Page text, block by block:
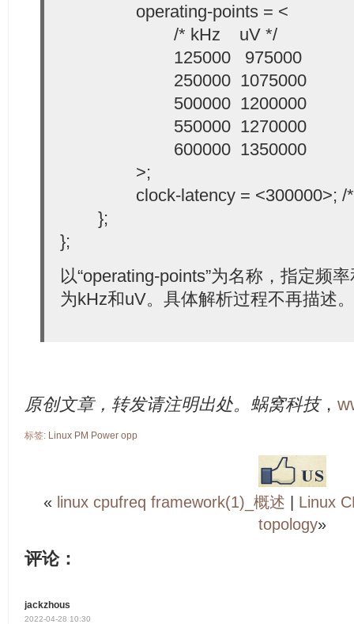
operating-points = <
/* kHz uV */
125000 975000
250000 1075000
500000 1200000
550000 1270000
600000 1350000
>;
clock-latency = <300000>; /*
};
};
以“operating-points”为名称，指定频
为kHz和uV。具体解析过程不再描述。
原创文章，转发请注明出处。蜗窝科技，
标签: Linux PM Power opp
« linux cpufreq framework(1)_概述 | Linux
topology»
评论：
jackzhous
2022-04-28 10:30